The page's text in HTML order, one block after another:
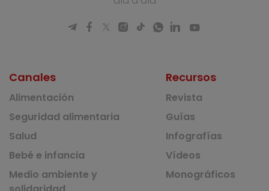
Canales
Alimentación
Seguridad alimentaria
Salud
Bebé e infancia
Medio ambiente y
Recursos
Revista
Guías
Infografías
Vídeos
Monográficos